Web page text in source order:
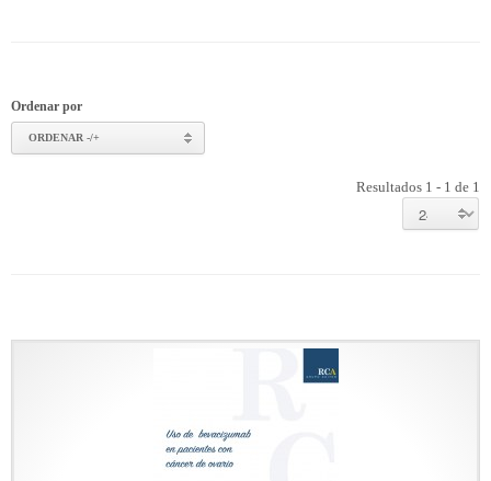
Ordenar por
ORDENAR -/+
Resultados 1 - 1 de 1